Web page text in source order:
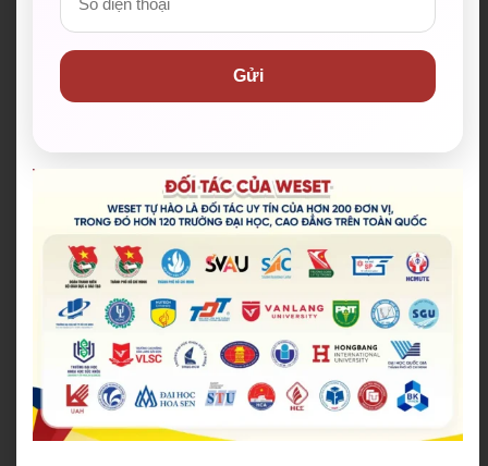
✅ Cam kết IELTS/TOEIC/PTE đầu ra bằng văn bản.
✅ Đội ngũ giáo viên có điểm IELTS trung bình từ
Nhận combo quà và ưu đãi lên đến 10.000.000đ khi
đăng ký khóa học (*)
Gửi